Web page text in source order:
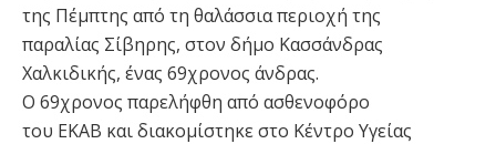
της Πέμπτης από τη θαλάσσια περιοχή της
παραλίας Σίβηρης, στον δήμο Κασσάνδρας
Χαλκιδικής, ένας 69χρονος άνδρας.
Ο 69χρονος παρελήφθη από ασθενοφόρο
του ΕΚΑΒ και διακομίστηκε στο Κέντρο Υγείας